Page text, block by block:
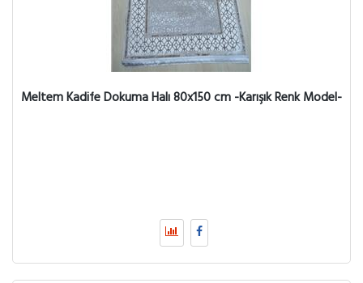
Meltem Kadife Dokuma Halı 80x150 cm -Karışık Renk Model-